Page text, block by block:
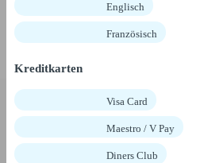
Englisch
Französisch
Kreditkarten
Visa Card
Maestro / V Pay
Diners Club